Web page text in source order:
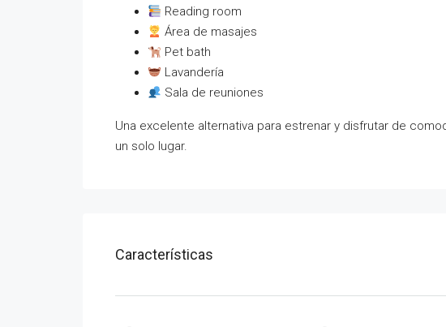
Reading room
Área de masajes
Pet bath
Lavandería
Sala de reuniones
Una excelente alternativa para estrenar y disfrutar de
un solo lugar.
Características